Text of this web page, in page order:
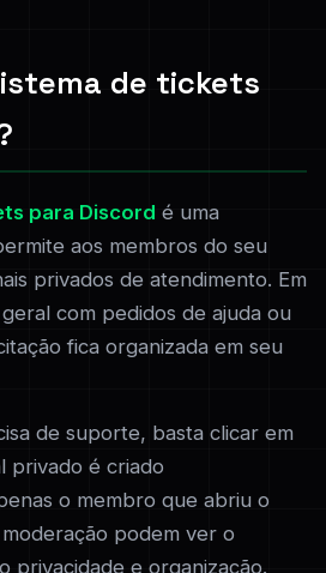
de tickets
para Discord é uma
aos membros do seu
privados de atendimento. Em
com pedidos de ajuda ou
fica organizada em seu
de suporte, basta clicar em
privado é criado
o membro que abriu o
podem ver o
privacidade e organização.